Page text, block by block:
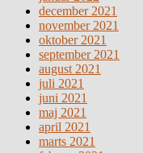
december 2021
november 2021
oktober 2021
september 2021
august 2021
juli 2021
juni 2021
maj 2021
april 2021
marts 2021